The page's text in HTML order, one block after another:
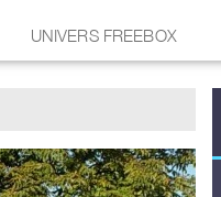
UNIVERS FREEBOX